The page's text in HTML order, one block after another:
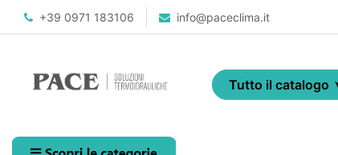
+39 0971 183106 info@paceclima.it
Open menu